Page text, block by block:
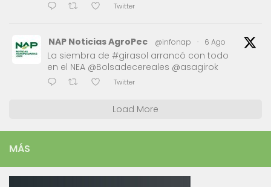
Twitter
NAP Noticias AgroPec @infonap · 6 Ago
La siembra de #girasol arrancó con todo
en el NEA @Bolsadecereales @asagirok
Twitter
Load More
MÁS